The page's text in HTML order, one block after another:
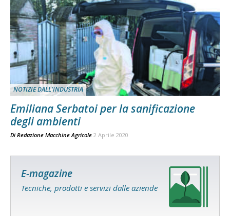
NOTIZIE DALL'INDUSTRIA
Emiliana Serbatoi per la sanificazione
degli ambienti
Di Redazione Macchine Agricole 2 Aprile 2020
E-magazine
Tecniche, prodotti e servizi dalle aziende